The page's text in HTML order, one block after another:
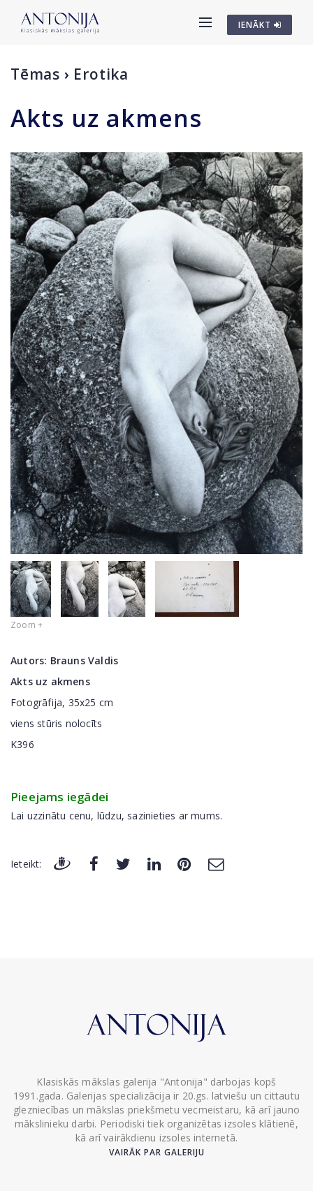
IENĀKT
Tēmas › Erotika
Akts uz akmens
Zoom +
Autors: Brauns Valdis
Akts uz akmens
Fotogrāfija, 35x25 cm
viens stūris nolocīts
K396
Pieejams iegādei
Lai uzzinātu cenu, lūdzu, sazinieties ar mums.
Ieteikt:
Klasiskās mākslas galerija "Antonija" darbojas kopš
1991.gada. Galerijas specializācija ir 20.gs. latviešu un cittautu
glezniecības un mākslas priekšmetu vecmeistaru, kā arī jauno
mākslinieku darbi. Periodiski tiek organizētas izsoles klātienē,
kā arī vairākdienu izsoles internetā.
VAIRĀK PAR GALERIJU